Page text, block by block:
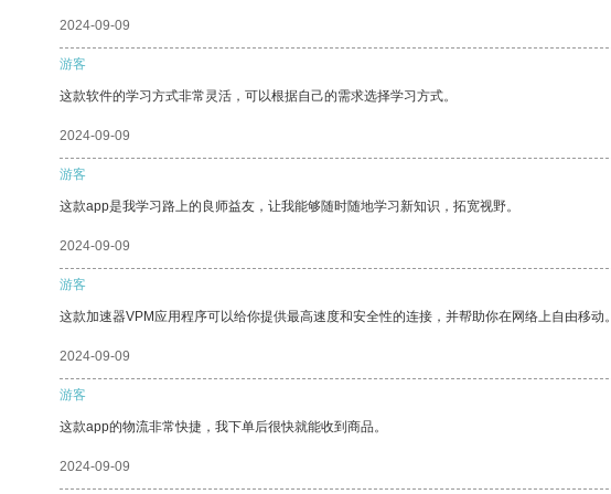
2024-09-09
游客
这款软件的学习方式非常灵活，可以根据自己的需求选择学习方式。
2024-09-09
游客
这款app是我学习路上的良师益友，让我能够随时随地学习新知识，拓宽视野。
2024-09-09
游客
这款加速器VPM应用程序可以给你提供最高速度和安全性的连接，并帮助你在网络上自由移动。
2024-09-09
游客
这款app的物流非常快捷，我下单后很快就能收到商品。
2024-09-09